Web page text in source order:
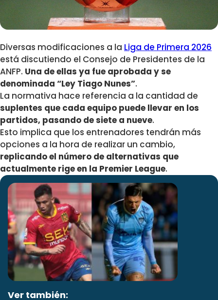
Diversas modificaciones a la Liga de Primera 2026
está discutiendo el Consejo de Presidentes de la
ANFP. Una de ellas ya fue aprobada y se
denominada “Ley Tiago Nunes”.
La normativa hace referencia a la cantidad de
suplentes que cada equipo puede llevar en los
partidos, pasando de siete a nueve.
Esto implica que los entrenadores tendrán más
opciones a la hora de realizar un cambio,
replicando el número de alternativas que
actualmente rige en la Premier League.
Ver también: